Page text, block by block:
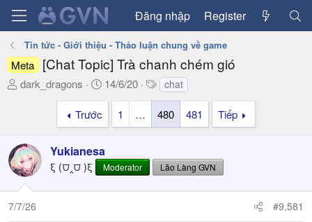
Đăng nhập Register
Tin tức - Giới thiệu - Thảo luận chung về game
Meta [Chat Topic] Trà chanh chém gió
T
a
d
s
t
a
r
dark_dragons
N
y
ử
i
14/6/20
T
a
g
s
chat
Trước 1 … 480 481 Tiếp
Yukianesa
ξ (⩌‸⩌ )ξ Moderator Lão Làng GVN
7/7/26 #9,581